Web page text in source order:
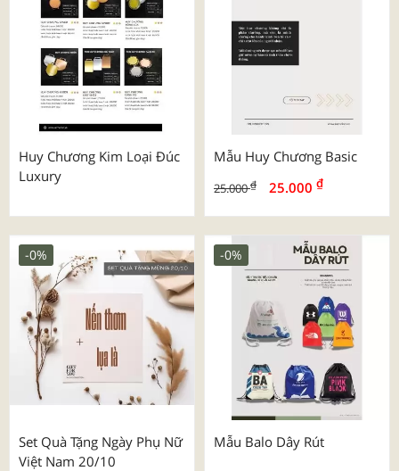
Huy Chương Kim Loại Đúc
Luxury
Mẫu Huy Chương Basic
25.000₫ 25.000 ₫
Set Quà Tặng Ngày Phụ Nữ
Việt Nam 20/10
-0%
Mẫu Balo Dây Rút
-0%